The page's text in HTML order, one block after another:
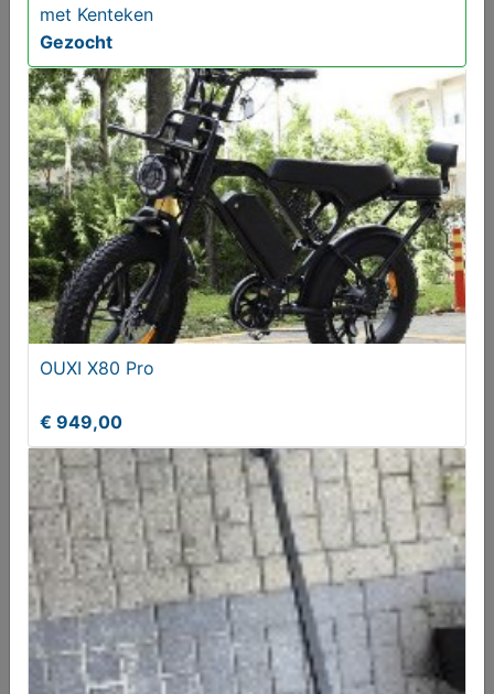
Zundapp 517 Goudhaantje Opknappers Gezocht
Gevraagd
Gezocht
Flyer Upstreet Elektrische Fietsen Gezocht
Gevraagd
met Kenteken
Gezocht
OUXI X80 Pro
€ 949,00